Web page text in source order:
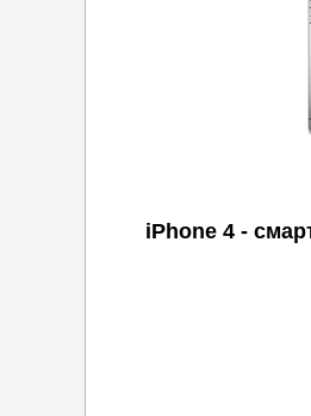
iPhone 4 -